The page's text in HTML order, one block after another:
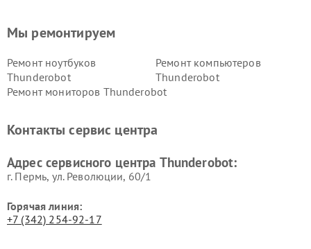
Мы ремонтируем
Ремонт ноутбуков
Thunderobot
Ремонт компьютеров
Thunderobot
Ремонт мониторов Thunderobot
Контакты сервис центра
Адрес сервисного центра Thunderobot:
г. Пермь, ул. ​Революции, 60/1
Горячая линия:
+7 (342) 254-92-17